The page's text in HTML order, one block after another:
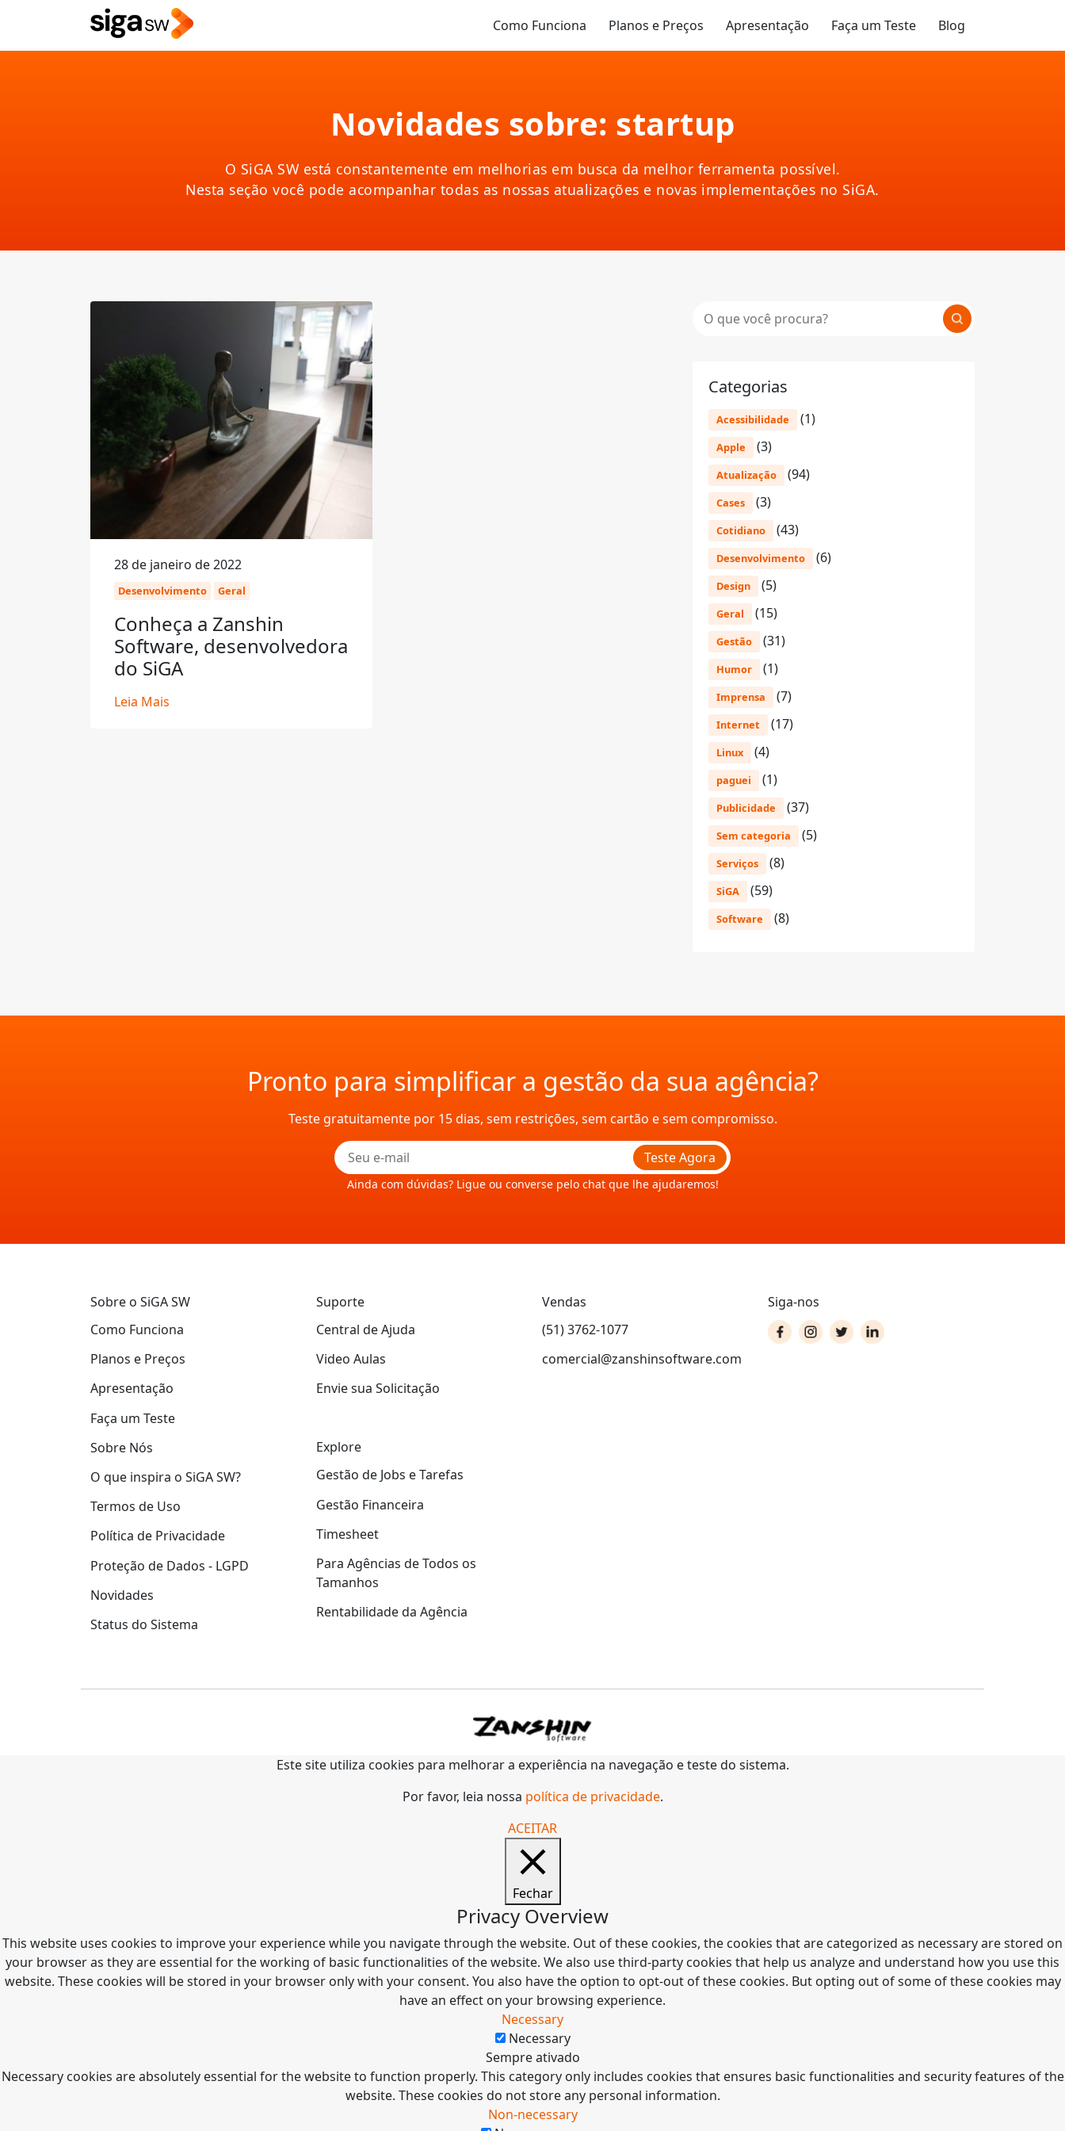
Como Funciona Planos e Preços Apresentação Faça um Teste Blog
Novidades sobre: startup
O SiGA SW está constantemente em melhorias em busca da melhor ferramenta possível.
Nesta seção você pode acompanhar todas as nossas atualizações e novas implementações no SiGA.
Categorias
Acessibilidade (1)
Apple (3)
Atualização (94)
Cases (3)
Cotidiano (43)
Desenvolvimento (6)
Design (5)
Geral (15)
Gestão (31)
Humor (1)
Imprensa (7)
Internet (17)
Linux (4)
paguei (1)
Publicidade (37)
Sem categoria (5)
Serviços (8)
SiGA (59)
Software (8)
28 de janeiro de 2022
Desenvolvimento Geral
Conheça a Zanshin
Software, desenvolvedora
do SiGA
Leia Mais
Pronto para simplificar a gestão da sua agência?
Teste gratuitamente por 15 dias, sem restrições, sem cartão e sem compromisso.
Teste Agora
Ainda com dúvidas? Ligue ou converse pelo chat que lhe ajudaremos!
Sobre o SiGA SW
Como Funciona
Planos e Preços
Apresentação
Faça um Teste
Sobre Nós
O que inspira o SiGA SW?
Termos de Uso
Política de Privacidade
Proteção de Dados - LGPD
Novidades
Status do Sistema
Suporte
Central de Ajuda
Video Aulas
Envie sua Solicitação
Explore
Gestão de Jobs e Tarefas
Gestão Financeira
Timesheet
Para Agências de Todos os
Tamanhos
Rentabilidade da Agência
Vendas
(51) 3762-1077
comercial@zanshinsoftware.com
Siga-nos
Este site utiliza cookies para melhorar a experiência na navegação e teste do sistema.
Por favor, leia nossa política de privacidade.
ACEITAR
Fechar
Privacy Overview
This website uses cookies to improve your experience while you navigate through the website. Out of these cookies, the cookies that are categorized as necessary are stored on
your browser as they are essential for the working of basic functionalities of the website. We also use third-party cookies that help us analyze and understand how you use this
website. These cookies will be stored in your browser only with your consent. You also have the option to opt-out of these cookies. But opting out of some of these cookies may
have an effect on your browsing experience.
Necessary
Necessary
Sempre ativado
Necessary cookies are absolutely essential for the website to function properly. This category only includes cookies that ensures basic functionalities and security features of the
website. These cookies do not store any personal information.
Non-necessary